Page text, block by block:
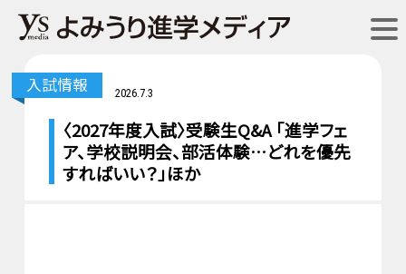
入試情報 2026.7.3
〈2027年度入試〉受験生Q&A 「進学フェ
ア、学校説明会、部活体験…どれを優先
すればいい？」ほか